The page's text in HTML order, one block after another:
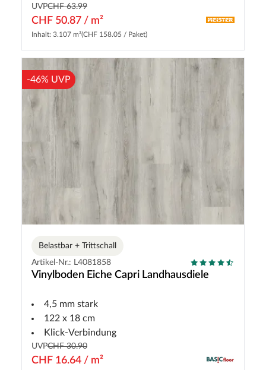
UVPCHF 63.99
CHF 50.87 / m²
Inhalt: 3.107 m²(CHF 158.05 / Paket)
-46% UVP
Belastbar + Trittschall
Artikel-Nr.: L4081858
Vinylboden Eiche Capri Landhausdiele
4,5 mm stark
122 x 18 cm
Klick-Verbindung
UVPCHF 30.90
CHF 16.64 / m²